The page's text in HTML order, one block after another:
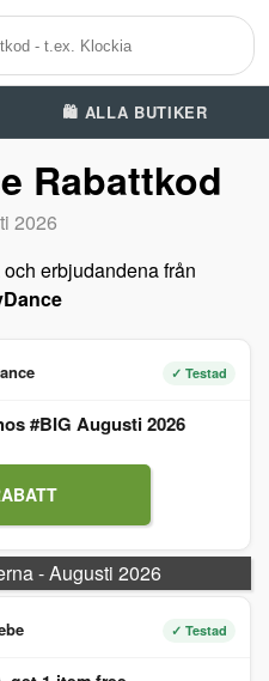
🛍️ ALLA BUTIKER
Rabattkod
2026
erbjudandena från
✓ Testad
#BIG Augusti 2026
- Augusti 2026
✓ Testad